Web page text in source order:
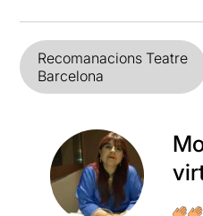
Recomanacions Teatre
Barcelona